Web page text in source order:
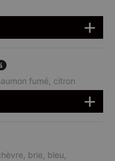
fumé, citron
brie, bleu,